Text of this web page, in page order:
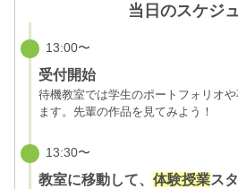
当日のスケジ
13:00〜
受付開始
待機教室では学生のポートフォリオ
ます。先輩の作品を見てみよう！
13:30〜
教室に移動して、 体験授業ス